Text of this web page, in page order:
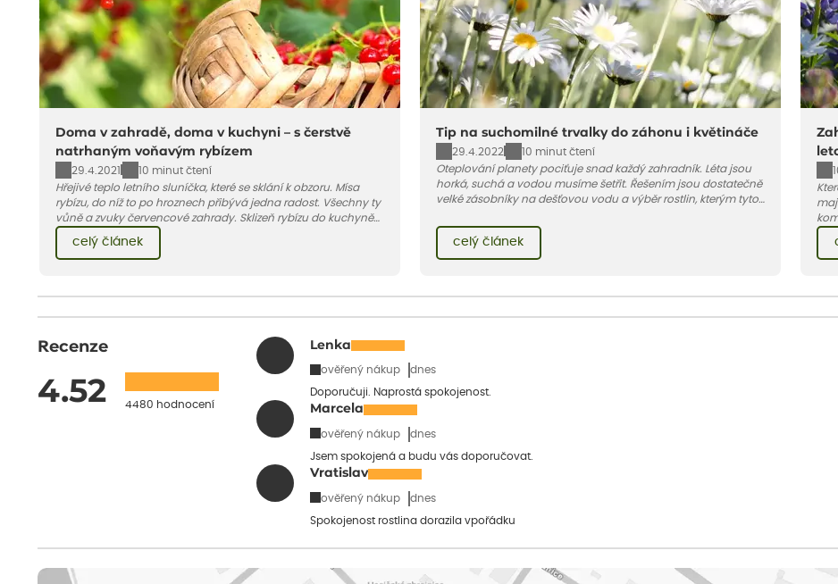
Doma v zahradě, doma v kuchyni – s čerstvě
natrhaným voňavým rybízem
29.4.2021
10 minut čtení
Hřejivé teplo letního sluníčka, které se sklání k obzoru. Mísa
rybízu, do níž to po hroznech přibývá jedna radost. Všechny ty
vůně a zvuky červencové zahrady. Sklizeň rybízu do kuchyně
vnese neuvěřitelný klid a radost. A taky trochu bezstarostnosti
dětství při mlsání babiččina drobenkového koláče s rybízem.
celý článek
Tip na suchomilné trvalky do záhonu i květináče
29.4.2022
10 minut čtení
Oteplování planety pociťuje snad každý zahradník. Léta jsou
horká, suchá a vodou musíme šetřit. Řešením jsou dostatečně
velké zásobníky na dešťovou vodu a výběr rostlin, kterým tyto
několik měsíců. Co víc si přát…
celý článek
Recenze
4.52 4480 hodnocení
Lenka
ověřený nákup dnes
Doporučuji. Naprostá spokojenost.
Marcela
ověřený nákup dnes
Jsem spokojená a budu vás doporučovat.
Vratislav
ověřený nákup dnes
Spokojenost rostlina dorazila vpořádku